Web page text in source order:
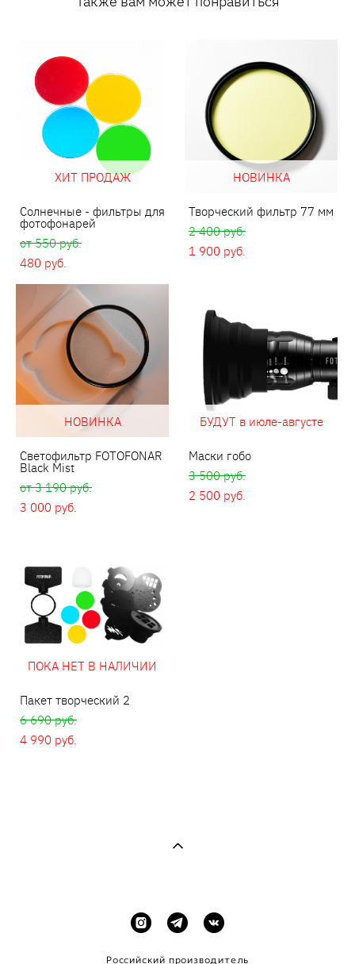
ХИТ ПРОДАЖ
Солнечные - фильтры для
фотофонарей
от 550 pуб.
480 pуб.
НОВИНКА
Творческий фильтр 77 мм
2 400 pуб.
1 900 pуб.
НОВИНКА
Светофильтр FOTOFONAR
Black Mist
от 3 190 pуб.
3 000 pуб.
БУДУТ в июле-августе
Маски гобо
3 500 pуб.
2 500 pуб.
ПОКА НЕТ В НАЛИЧИИ
Пакет творческий 2
6 690 pуб.
4 990 pуб.
Российский производитель